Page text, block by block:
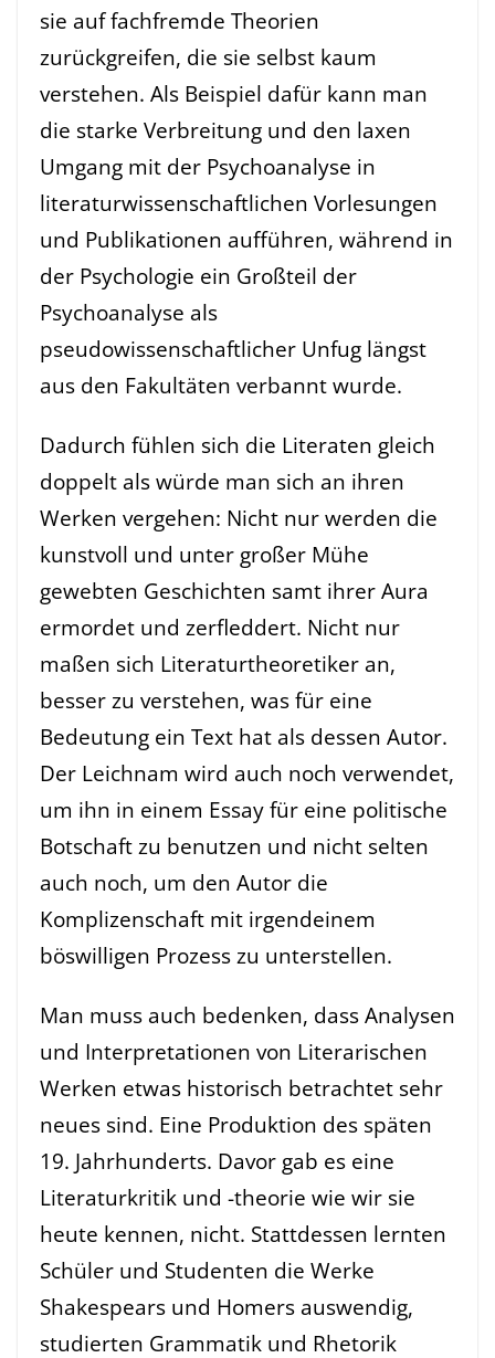
sie auf fachfremde Theorien
zurückgreifen, die sie selbst kaum
verstehen. Als Beispiel dafür kann man
die starke Verbreitung und den laxen
Umgang mit der Psychoanalyse in
literaturwissenschaftlichen Vorlesungen
und Publikationen aufführen, während in
der Psychologie ein Großteil der
Psychoanalyse als
pseudowissenschaftlicher Unfug längst
aus den Fakultäten verbannt wurde.
Dadurch fühlen sich die Literaten gleich
doppelt als würde man sich an ihren
Werken vergehen: Nicht nur werden die
kunstvoll und unter großer Mühe
gewebten Geschichten samt ihrer Aura
ermordet und zerfleddert. Nicht nur
maßen sich Literaturtheoretiker an,
besser zu verstehen, was für eine
Bedeutung ein Text hat als dessen Autor.
Der Leichnam wird auch noch verwendet,
um ihn in einem Essay für eine politische
Botschaft zu benutzen und nicht selten
auch noch, um den Autor die
Komplizenschaft mit irgendeinem
böswilligen Prozess zu unterstellen.
Man muss auch bedenken, dass Analysen
und Interpretationen von Literarischen
Werken etwas historisch betrachtet sehr
neues sind. Eine Produktion des späten
19. Jahrhunderts. Davor gab es eine
Literaturkritik und -theorie wie wir sie
heute kennen, nicht. Stattdessen lernten
Schüler und Studenten die Werke
Shakespears und Homers auswendig,
studierten Grammatik und Rhetorik